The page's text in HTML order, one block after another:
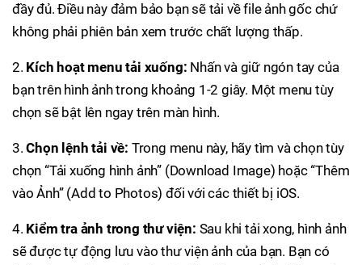
đầy đủ. Điều này đảm bảo bạn sẽ tải về file ảnh gốc chứ
không phải phiên bản xem trước chất lượng thấp.
2. Kích hoạt menu tải xuống: Nhấn và giữ ngón tay của
bạn trên hình ảnh trong khoảng 1-2 giây. Một menu tùy
chọn sẽ bật lên ngay trên màn hình.
3.Chọn lệnh tải về: Trong menu này, hãy tìm và chọn tùy
chọn “Tải xuống hình ảnh” (Download Image) hoặc “Thêm
vào Ảnh” (Add to Photos) đối với các thiết bị iOS.
4. Kiểm tra ảnh trong thư viện: Sau khi tải xong, hình ảnh
sẽ được tự động lưu vào thư viện ảnh của bạn. Bạn có